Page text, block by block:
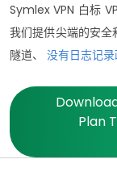
Symlex VPN 白标
我们提供尖端的安
隧道、 没有日志记
Plan